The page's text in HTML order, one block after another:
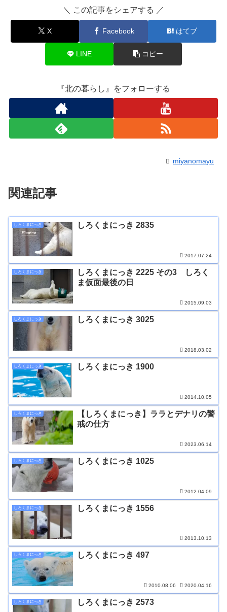
＼ この記事をシェアする ／
X Facebook はてブ
LINE コピー
『北の暮らし』をフォローする
miyanomayu
関連記事
しろくまにっき しろくまにっき 2835
2017.07.24
しろくまにっき
しろくまにっき 2225 その3 しろく
ま仮面最後の日
2015.09.03
しろくまにっき しろくまにっき 3025
2018.03.02
しろくまにっき しろくまにっき 1900
2014.10.05
しろくまにっき
【しろくまにっき】ララとデナリの警
戒の仕方
2023.06.14
しろくまにっき しろくまにっき 1025
2012.04.09
しろくまにっき しろくまにっき 1556
2013.10.13
しろくまにっき しろくまにっき 497
2010.08.06 2020.04.16
しろくまにっき しろくまにっき 2573